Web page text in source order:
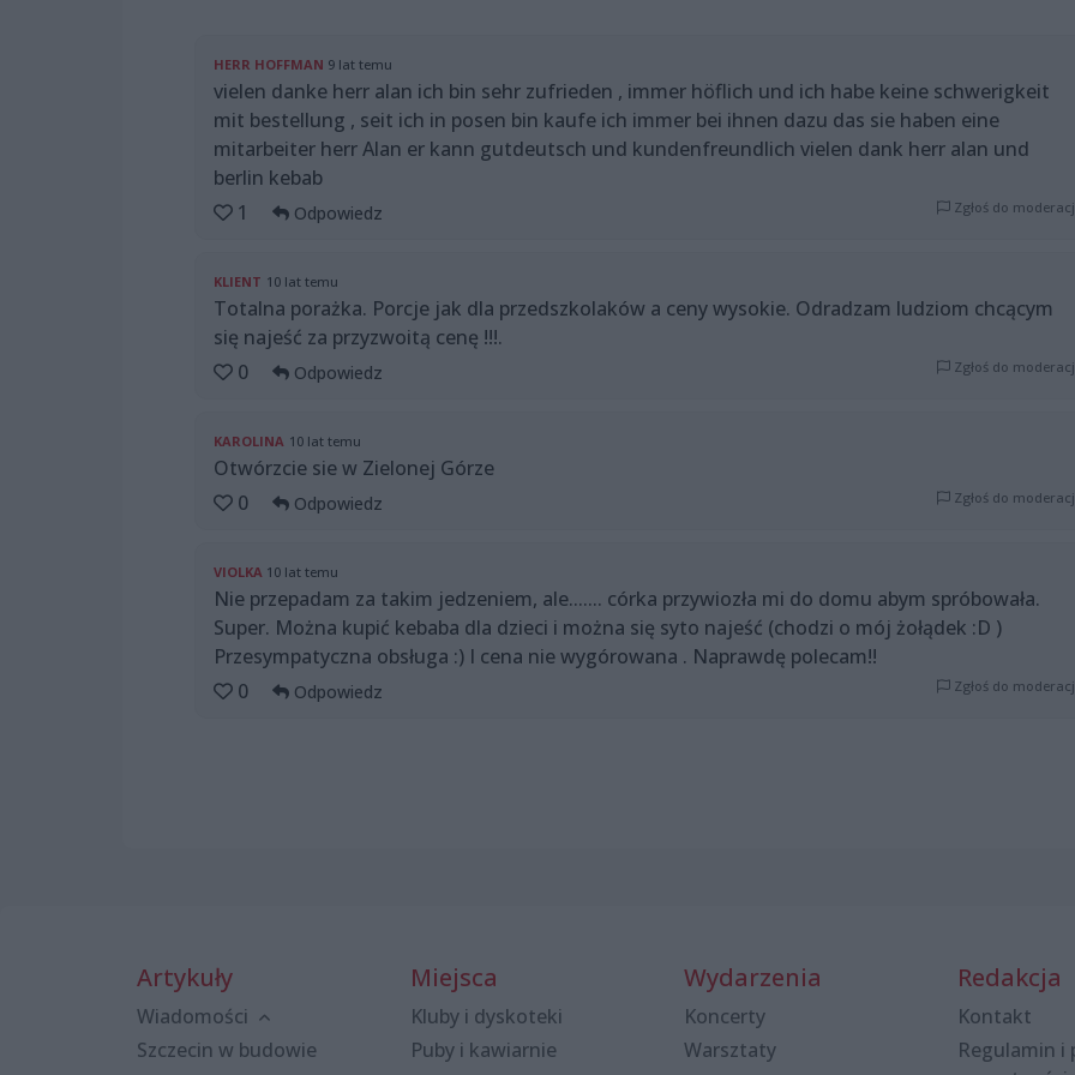
HERR HOFFMAN 9 lat temu
vielen danke herr alan ich bin sehr zufrieden , immer höflich und ich habe keine schwerigkeit
mit bestellung , seit ich in posen bin kaufe ich immer bei ihnen dazu das sie haben eine
mitarbeiter herr Alan er kann gutdeutsch und kundenfreundlich vielen dank herr alan und
berlin kebab
1
Odpowiedz Zgłoś do
KLIENT 10 lat temu
Totalna porażka. Porcje jak dla przedszkolaków a ceny wysokie. Odradzam ludziom chcącym
się najeść za przyzwoitą cenę !!!.
0
Odpowiedz Zgłoś do
KAROLINA 10 lat temu
Otwórzcie sie w Zielonej Górze
0
Odpowiedz Zgłoś do
VIOLKA 10 lat temu
Nie przepadam za takim jedzeniem, ale....... córka przywiozła mi do domu abym spróbowała.
Super. Można kupić kebaba dla dzieci i można się syto najeść (chodzi o mój żołądek :D )
Przesympatyczna obsługa :) I cena nie wygórowana . Naprawdę polecam!!
0
Odpowiedz Zgłoś do
Artykuły
Wiadomości
Szczecin w budowie
Miejsca
Kluby i dyskoteki
Puby i kawiarnie
Wydarzenia
Koncerty
Warsztaty
Redakcja
Kontakt
Regulamin i